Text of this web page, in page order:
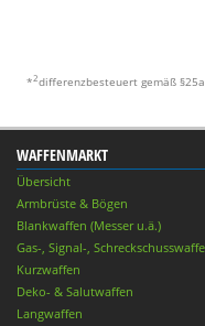
*2differenzbesteuert gemäß
WAFFENMARKT
Übersicht
Armbrüste & Bögen
Blankwaffen (Messer u.ä.)
Gas-, Signal-,
Kurzwaffen
Deko- & Salutwaffen
Langwaffen